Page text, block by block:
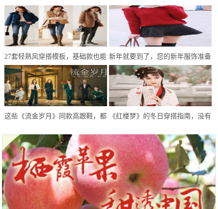
27套轻熟风穿搭模板，基础款也能
简约不单调，冬末初春就这样穿
新年就要到了，您的新年服饰准备
好了吗？
这些《流金岁月》同款高跟鞋，都
《红楼梦》的冬日穿搭指南，没有